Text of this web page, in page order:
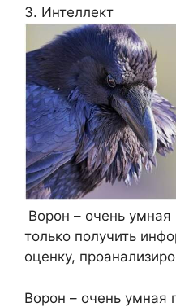
3. Интеллект
Ворон – очень умная
только получить
оценку,
Ворон – очень умная